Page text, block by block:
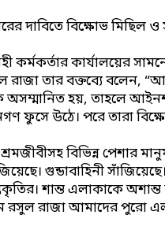
দাবিতে বিক্ষোভ মিছিল
কার্যালয়ের
তার বক্তব্যে বলেন,
অসম্মানিত হয়, তাহলে
ফুসে উঠে। পরে তারা
বিভিন্ন পেশার
গুন্ডাবাহিনী
শান্ত এলাকাকে
রসুল রাজা আমাদের